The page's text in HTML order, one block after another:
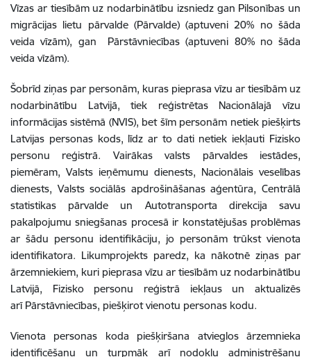
Vīzas ar tiesībām uz nodarbinātību izsniedz gan Pilsonības un
migrācijas lietu pārvalde (Pārvalde) (aptuveni 20% no šāda
veida vīzām), gan Pārstāvniecības (aptuveni 80% no šāda
veida vīzām).
Šobrīd ziņas par personām, kuras pieprasa vīzu ar tiesībām uz
nodarbinātību Latvijā, tiek reģistrētas Nacionālajā vīzu
informācijas sistēmā (NVIS), bet šīm personām netiek piešķirts
Latvijas personas kods, līdz ar to dati netiek iekļauti Fizisko
personu reģistrā. Vairākas valsts pārvaldes iestādes,
piemēram, Valsts ieņēmumu dienests, Nacionālais veselības
dienests, Valsts sociālās apdrošināšanas aģentūra, Centrālā
statistikas pārvalde un Autotransporta direkcija savu
pakalpojumu sniegšanas procesā ir konstatējušas problēmas
ar šādu personu identifikāciju, jo personām trūkst vienota
identifikatora. Likumprojekts paredz, ka nākotnē ziņas par
ārzemniekiem, kuri pieprasa vīzu ar tiesībām uz nodarbinātību
Latvijā, Fizisko personu reģistrā iekļaus un aktualizēs
arī Pārstāvniecības, piešķirot vienotu personas kodu.
Vienota personas koda piešķiršana atvieglos ārzemnieka
identificēšanu un turpmāk arī nodokļu administrēšanu